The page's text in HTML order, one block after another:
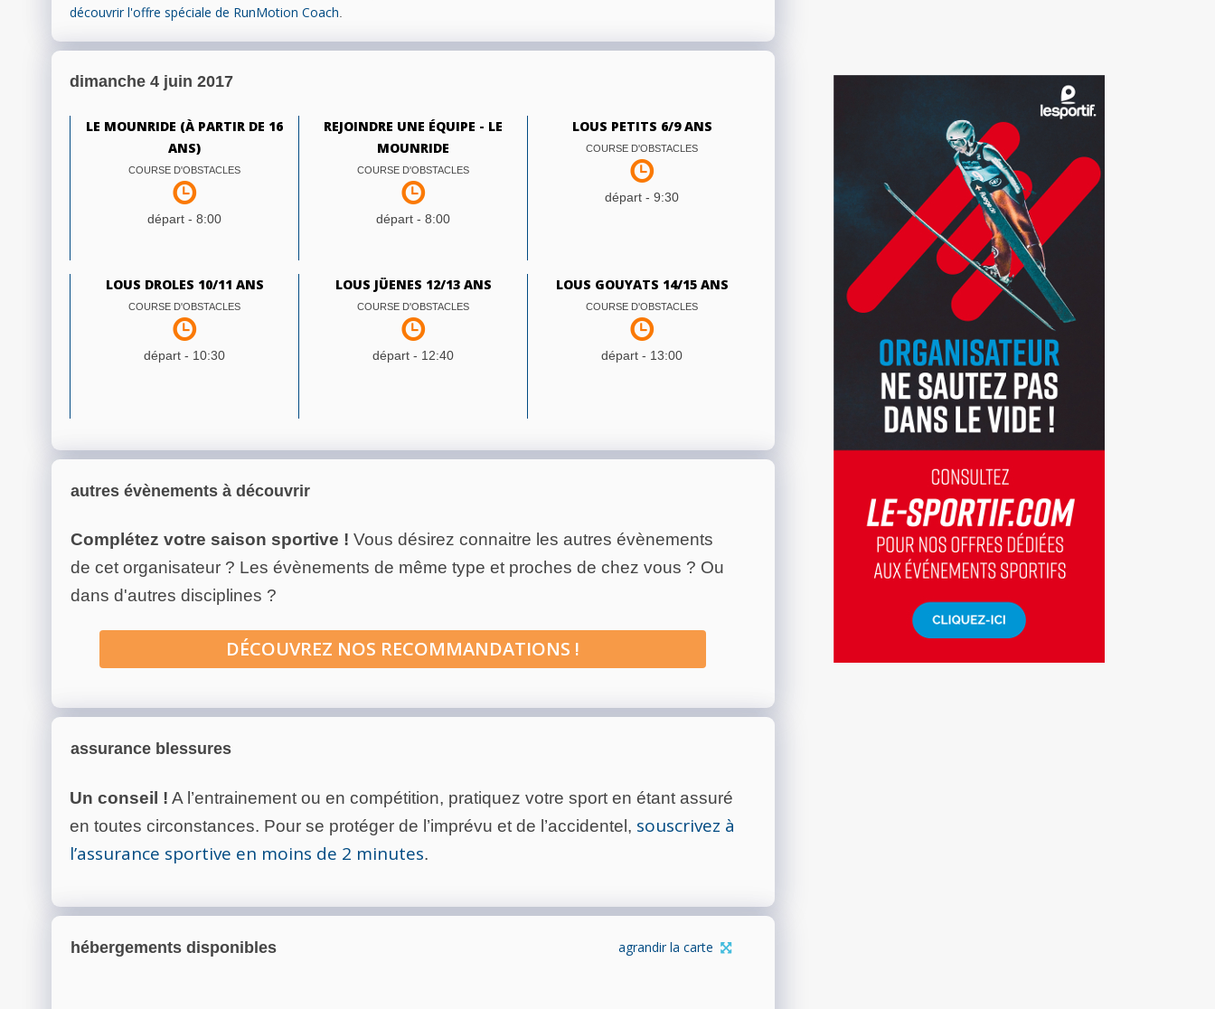
découvrir l'offre spéciale de RunMotion Coach.
dimanche 4 juin 2017
LE MOUNRIDE (À PARTIR DE 16
ANS)
COURSE D'OBSTACLES
départ - 8:00
REJOINDRE UNE ÉQUIPE - LE
MOUNRIDE
COURSE D'OBSTACLES
départ - 8:00
LOUS PETITS 6/9 ANS
COURSE D'OBSTACLES
départ - 9:30
LOUS DROLES 10/11 ANS
COURSE D'OBSTACLES
départ - 10:30
LOUS JÜENES 12/13 ANS
COURSE D'OBSTACLES
départ - 12:40
LOUS GOUYATS 14/15 ANS
COURSE D'OBSTACLES
départ - 13:00
autres évènements à découvrir
Complétez votre saison sportive ! Vous désirez connaitre les autres évènements
de cet organisateur ? Les évènements de même type et proches de chez vous ? Ou
dans d'autres disciplines ?
DÉCOUVREZ NOS RECOMMANDATIONS !
assurance blessures
Un conseil ! A l’entrainement ou en compétition, pratiquez votre sport en étant assuré
en toutes circonstances. Pour se protéger de l’imprévu et de l’accidentel, souscrivez à
l’assurance sportive en moins de 2 minutes.
hébergements disponibles agrandir la carte